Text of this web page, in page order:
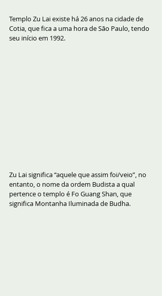
Templo Zu Lai existe há 26 anos na cidade de
Cotia, que fica a uma hora de São Paulo, tendo
seu início em 1992.
Zu Lai significa “aquele que assim foi/veio”, no
entanto, o nome da ordem Budista a qual
pertence o templo é Fo Guang Shan, que
significa Montanha Iluminada de Budha.